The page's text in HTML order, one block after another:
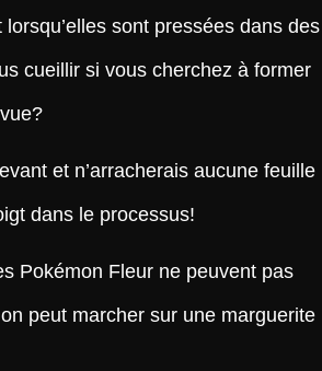
sont pressées dans des
cueillir si vous cherchez à former
et n’arracherais aucune feuille
dans le processus!
Pokémon Fleur ne peuvent pas
peut marcher sur une marguerite